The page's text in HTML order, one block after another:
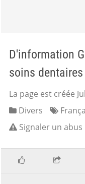
D'information
soins
La page est créée
Divers
Signaler un abus